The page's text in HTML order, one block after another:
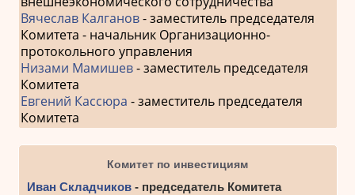
Вячеслав Калганов- заместитель председателя
Комитета - начальник Организационно-
протокольного управления
Низами Мамишев- заместитель председателя
Комитета
Евгений Кассюра - заместитель председателя
Комитета
Комитет по инвестициям
Иван Складчиков- председатель Комитета